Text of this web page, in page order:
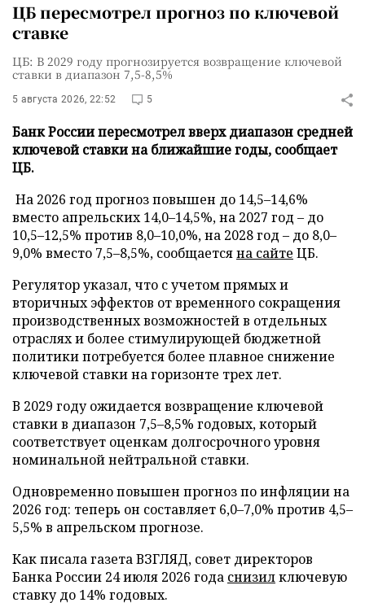
ЦБ пересмотрел прогноз по ключевой
ставке
ЦБ: В 2029 году прогнозируется возвращение ключевой
ставки в диапазон 7,5-8,5%
5 августа 2026, 22:52 5
Банк России пересмотрел вверх диапазон средней
ключевой ставки на ближайшие годы, сообщает
ЦБ.
На 2026 год прогноз повышен до 14,5–14,6%
вместо апрельских 14,0–14,5%, на 2027 год – до
10,5–12,5% против 8,0–10,0%, на 2028 год – до 8,0–
9,0% вместо 7,5–8,5%, сообщаетсяна сайте ЦБ.
Регулятор указал, что с учетом прямых и
вторичных эффектов от временного сокращения
производственных возможностей в отдельных
отраслях и более стимулирующей бюджетной
политики потребуется более плавное снижение
ключевой ставки на горизонте трех лет.
В 2029 году ожидается возвращение ключевой
ставки в диапазон 7,5–8,5% годовых, который
соответствует оценкам долгосрочного уровня
номинальной нейтральной ставки.
Одновременно повышен прогноз по инфляции на
2026 год: теперь он составляет 6,0–7,0% против 4,5–
5,5% в апрельском прогнозе.
Как писала газета ВЗГЛЯД, совет директоров
Банка России 24 июля 2026 года снизилключевую
ставку до 14% годовых.